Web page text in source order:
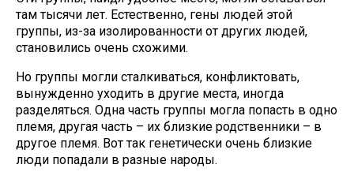
там тысячи лет. Естественно, гены людей этой
группы, из-за изолированности от других людей,
становились очень схожими.
Но группы могли сталкиваться, конфликтовать,
вынужденно уходить в другие места, иногда
разделяться. Одна часть группы могла попасть в одно
племя, другая часть – их близкие родственники – в
другое племя. Вот так генетически очень близкие
люди попадали в разные народы.